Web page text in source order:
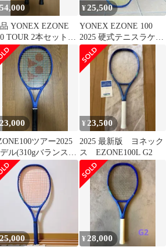
54,000
YONEX EZONE
TOUR 2本セット
¥25,500
YONEX EZONE 100
2025 硬式テニスラケッ
ト G2
23,000
ツアー2025
ル(310gバランス
ミリ)グリップ3
¥ 23,500
2025 最新版 ヨネック
ス EZONE100L G2
25,000 ¥ 28,000